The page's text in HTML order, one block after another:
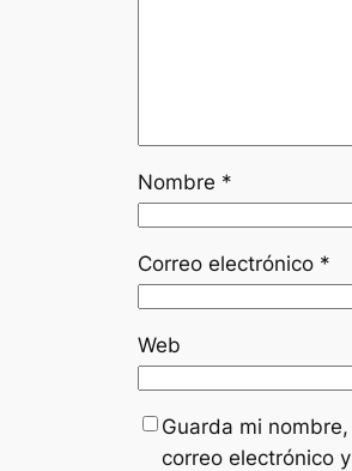
Nombre *
Correo electrónico *
Web
Guarda mi nombre,
correo electrónico y